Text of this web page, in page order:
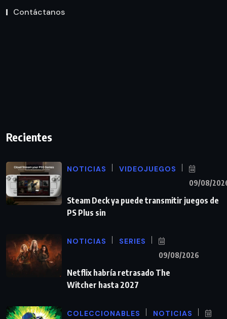
Contáctanos
Recientes
NOTICIAS VIDEOJUEGOS
09/08/
Steam Deck ya puede transmitir juegos de
PS Plus sin
NOTICIAS SERIES
09/08/2026
Netflix habría retrasado The
Witcher hasta 2027
COLECCIONABLES NOTICIAS